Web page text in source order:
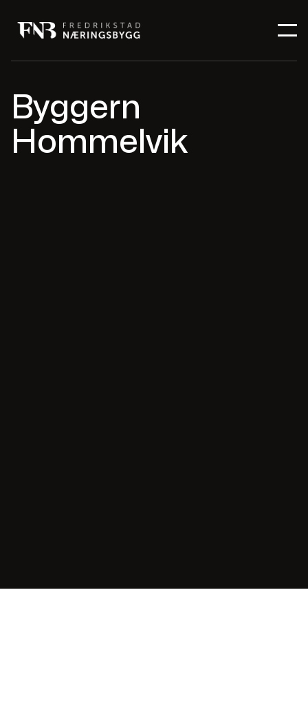
Byggern
Hommelvik